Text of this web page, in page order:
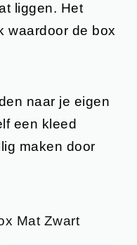
liggen. Het
waardoor de box
naar je eigen
een kleed
maken door
Mat Zwart